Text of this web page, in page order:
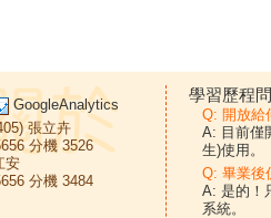
GoogleAnalytics
張立卉
分機 3526
安
分機 3484
學習歷程
Q: 開放給
A: 目前僅
生)使用。
Q: 畢業後
A: 是的！
系統。